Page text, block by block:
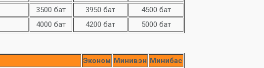
3500 бат 3950 бат
4500 бат
4000 бат 4200 бат 5000 бат
Эконом Минивэн Минибас